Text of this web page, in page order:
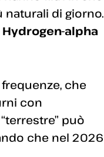
di giorno.
Hydrogen-alpha
che
con
può
che nel 2026